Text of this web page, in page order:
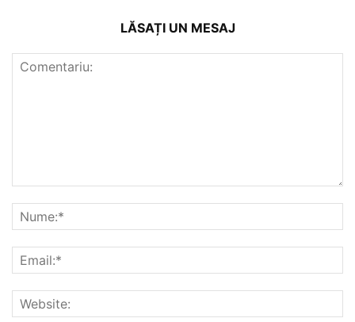
LĂSAȚI UN MESAJ